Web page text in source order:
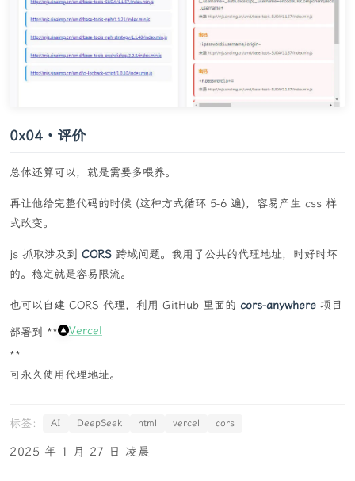
0x04・评价
总体还算可以，就是需要多喂养。
再让他给完整代码的时候 (这种方式循环 5-6 遍)，容易产生 css 样
式改变。
js 抓取涉及到 CORS 跨域问题。我用了公共的代理地址，时好时坏
的。稳定就是容易限流。
也可以自建 CORS 代理，利用 GitHub 里面的 cors-anywhere 项目
部署到 **
Vercel
**
可永久使用代理地址。
AI DeepSeek html vercel cors
2025 年 1 月 27 日 凌晨